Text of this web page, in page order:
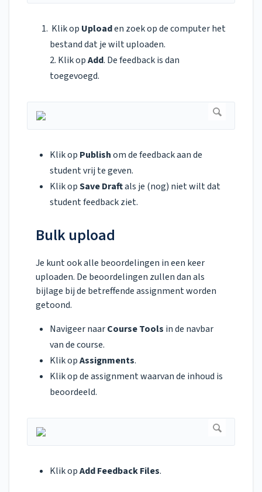
Klik op Uploaden zoek op de computer het
bestand dat je wilt uploaden.
2. Klik opAdd. De feedback is dan
toegevoegd.
Klik op Publishom de feedback aan de
student vrij te geven.
Klik opSave Draftals je (nog) niet wilt dat
student feedback ziet.
Bulk upload
Je kunt ook alle beoordelingen in een keer
uploaden. De beoordelingen zullen dan als
bijlage bij de betreffende assignment worden
getoond.
Navigeer naarCourse Tools in de navbar
van de course.
Klik opAssignments.
Klik op de assignment waarvan de inhoud is
beoordeeld.
Klik opAdd Feedback Files.